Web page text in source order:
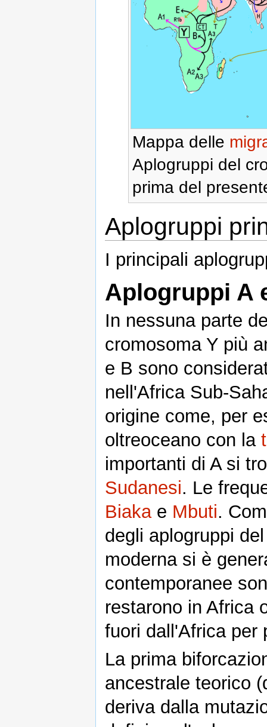
Mappa delle
Aplogruppi del
prima del
Aplogruppi
I principali
Aplogruppi A
In nessuna parte
cromosoma Y più
e B sono
nell'Africa Sub-
origine come, per
oltreoceano con la
importanti di A si
Sudanesi. Le
Biakae Mbuti.
degli aplogruppi
moderna si è
contemporanee
restarono in Africa
fuori dall'Africa per
La prima
ancestrale teorico
deriva dalla